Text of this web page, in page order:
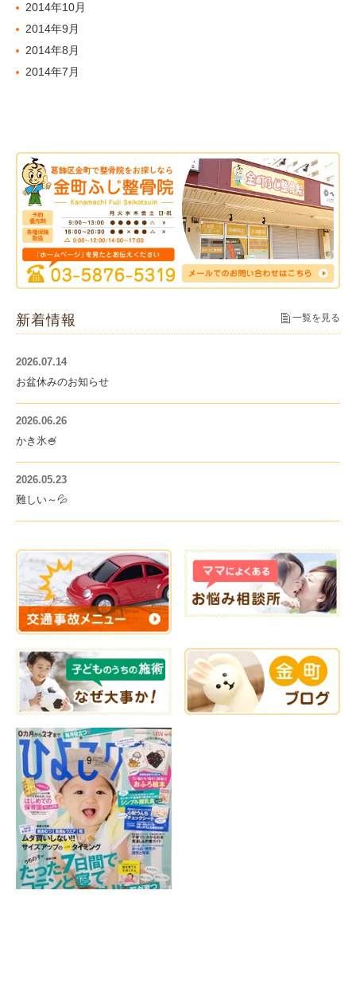
2014年10月
2014年9月
2014年8月
2014年7月
新着情報 一覧を見る
2026.07.14
お盆休みのお知らせ
2026.06.26
かき氷🍧
2026.05.23
難しい～💦